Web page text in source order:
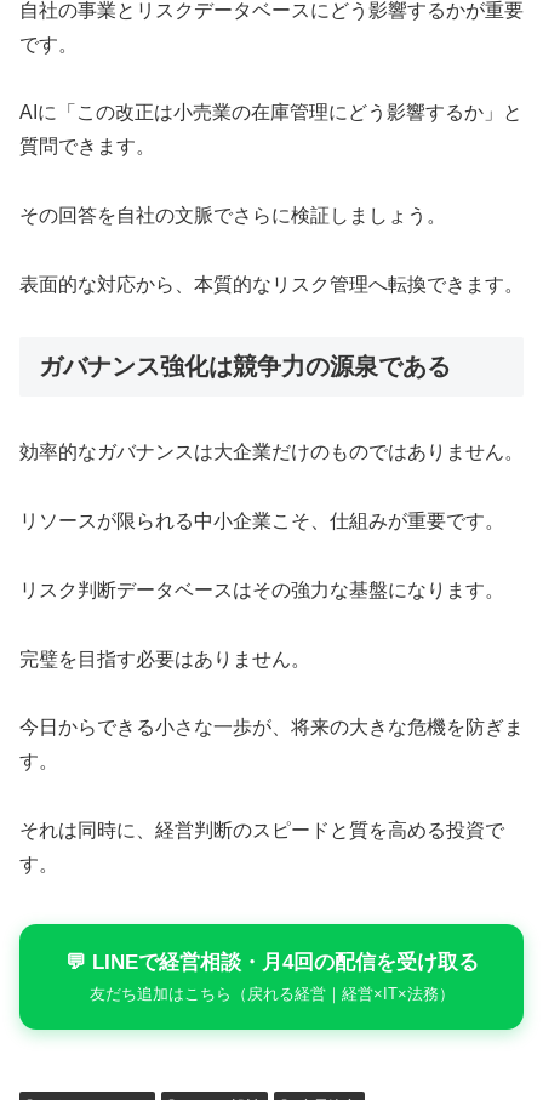
自社の事業とリスクデータベースにどう影響するかが重要
です。
AIに「この改正は小売業の在庫管理にどう影響するか」と
質問できます。
その回答を自社の文脈でさらに検証しましょう。
表面的な対応から、本質的なリスク管理へ転換できます。
ガバナンス強化は競争力の源泉である
効率的なガバナンスは大企業だけのものではありません。
リソースが限られる中小企業こそ、仕組みが重要です。
リスク判断データベースはその強力な基盤になります。
完璧を目指す必要はありません。
今日からできる小さな一歩が、将来の大きな危機を防ぎま
す。
それは同時に、経営判断のスピードと質を高める投資で
す。
💬 LINEで経営相談・月4回の配信を受け取る
友だち追加はこちら（戻れる経営｜経営×IT×法務）